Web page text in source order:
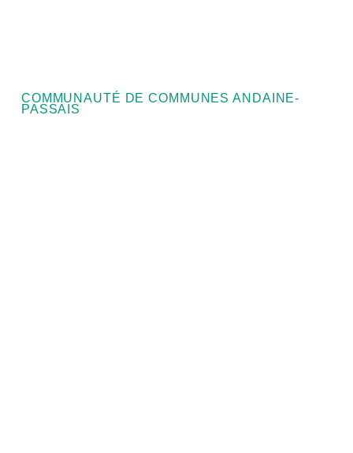
COMMUNAUTÉ DE COMMUNES ANDAINE-
PASSAIS